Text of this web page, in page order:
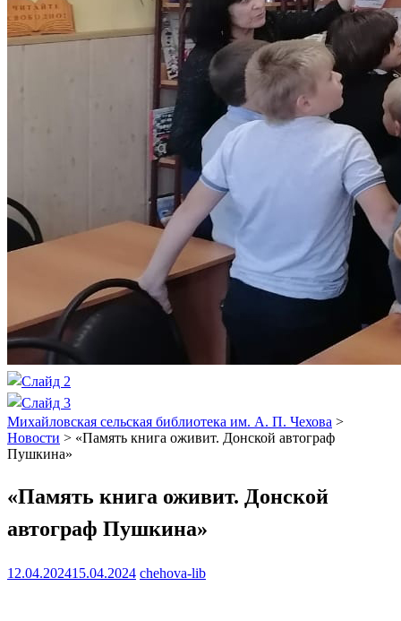
Михайловская сельская библиотека им. А. П. Чехова >
Новости > «Память книга оживит. Донской автограф
Пушкина»
«Память книга оживит. Донской
автограф Пушкина»
12.04.202415.04.2024 chehova-lib